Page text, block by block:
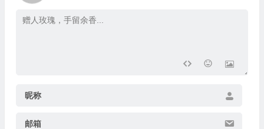
昵称
邮箱